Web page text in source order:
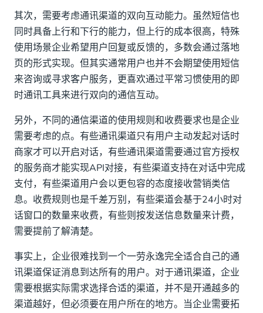
其次，需要考虑通讯渠道的双向互动能力。虽然短信也
同时具备上行和下行的能力，但上行的成本很高，特殊
使用场景企业希望用户回复或反馈的，多数会通过落地
页的形式实现。但其实通常用户也并不会期望使用短信
来咨询或寻求客户服务，更喜欢通过平常习惯使用的即
时通讯工具来进行双向的通信互动。
另外，不同的通信渠道的使用规则和收费要求也是企业
需要考虑的点。有些通讯渠道只有用户主动发起对话时
商家才可以开启对话，有些通讯渠道需要通过官方授权
的服务商才能实现API对接，有些渠道支持在对话中完成
支付，有些渠道用户会以更包容的态度接收营销类信
息。收费规则也是千差万别，有些渠道会基于24小时对
话窗口的数量来收费，有些则按发送信息数量来计费，
需要提前了解清楚。
事实上，企业很难找到一个一劳永逸完全适合自己的通
讯渠道保证消息到达所有的用户。对于通讯渠道，企业
需要根据实际需求选择合适的渠道，并不是开通越多的
渠道越好，但必须要在用户所在的地方。当企业需要拓